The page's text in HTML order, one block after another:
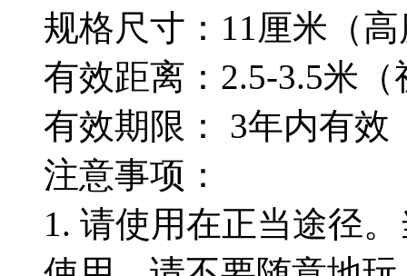
规格尺寸：11厘米（
有效距离：2.5-3.5米
有效期限： 3年内有效
注意事项：
1. 请使用在正当途径